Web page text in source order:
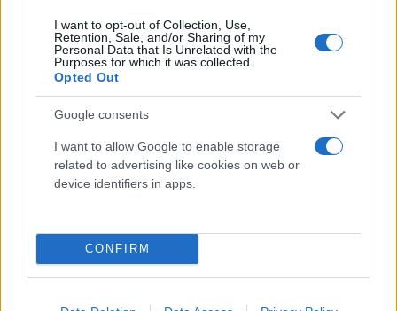
I want to opt-out of Collection, Use,
Retention, Sale, and/or Sharing of my
Personal Data that Is Unrelated with the
Purposes for which it was collected.
Opted Out
Google consents
I want to allow Google to enable storage
related to advertising like cookies on web or
device identifiers in apps.
CONFIRM
της διασπάθισης του δημόσιου χρήματος, είναι
καιρός να πάρουν όλοι θέση. Θα στηρίξουν τη
διαφάνεια ή θα ανεχτούν την αδιαφάνεια; Θα
επιλέξουν το δρόμο της υπευθυνότητας ή των
μικροκομματικών σκοπιμοτήτων; Θα προτάξουν το
δημόσιο συμφέρον ή θα κλείσουν το μάτι στις λίγες
επιχειρηματικές οικογένειες που περιμένουν να
χαρακτηριστικά.
ΣΥΡΙΖΑ: Να πάρουν θέση τα «προοδευτικά